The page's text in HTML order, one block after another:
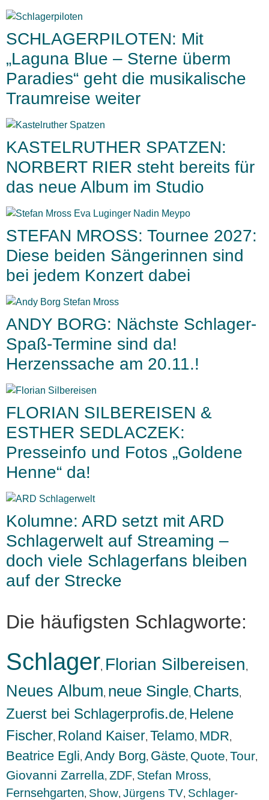
SCHLAGERPILOTEN: Mit
„Laguna Blue – Sterne überm
Paradies“ geht die musikalische
Traumreise weiter
KASTELRUTHER SPATZEN:
NORBERT RIER steht bereits für
das neue Album im Studio
STEFAN MROSS: Tournee 2027:
Diese beiden Sängerinnen sind
bei jedem Konzert dabei
ANDY BORG: Nächste Schlager-
Spaß-Termine sind da!
Herzenssache am 20.11.!
FLORIAN SILBEREISEN &
ESTHER SEDLACZEK:
Presseinfo und Fotos „Goldene
Henne“ da!
Kolumne: ARD setzt mit ARD
Schlagerwelt auf Streaming –
doch viele Schlagerfans bleiben
auf der Strecke
Die häufigsten Schlagworte:
Schlager, Florian Silbereisen,
Neues Album, neue Single, Charts,
Zuerst bei Schlagerprofis.de, Helene
Fischer, Roland Kaiser, Telamo, MDR,
Beatrice Egli, Andy Borg, Gäste, Quote, Tour,
Giovanni Zarrella, ZDF, Stefan Mross,
Fernsehgarten, Show, Jürgens TV, Schlager-